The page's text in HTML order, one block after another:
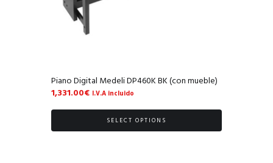
Piano Digital Medeli DP460K BK (con mueble)
1,331.00€ I.V.A incluido
SELECT OPTIONS